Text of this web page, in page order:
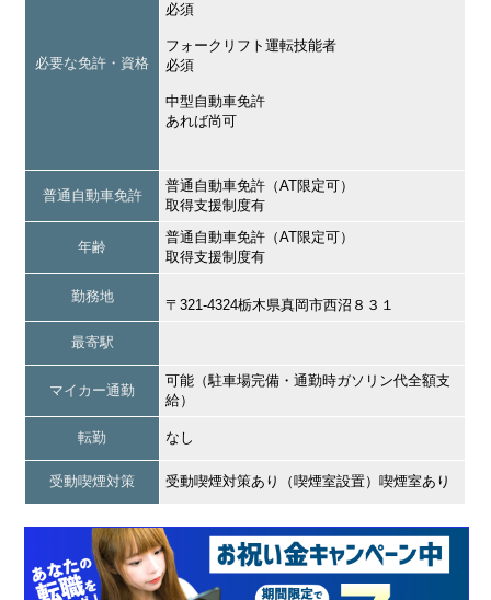
必要な免許・資格
必須
フォークリフト運転技能者
必須
中型自動車免許
あれば尚可
普通自動車免許
普通自動車免許（AT限定可）
取得支援制度有
年齢
普通自動車免許（AT限定可）
取得支援制度有
勤務地
〒321-4324栃木県真岡市西沼８３１
最寄駅
マイカー通勤
可能（駐車場完備・通勤時ガソリン代全額支
給）
転勤 なし
受動喫煙対策 受動喫煙対策あり（喫煙室設置）喫煙室あり